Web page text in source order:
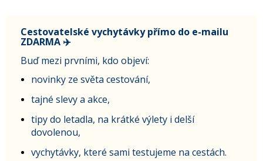
Cestovatelské vychytávky přímo do e-mailu
ZDARMA ✈️
Buď mezi prvními, kdo objeví:
novinky ze světa cestování,
tajné slevy a akce,
tipy do letadla, na krátké výlety i delší
dovolenou,
vychytávky, které sami testujeme na cestách.